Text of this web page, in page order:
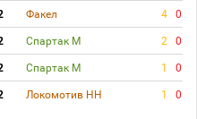
Факел 4 0
Спартак М 2 0
Спартак М 1 0
Локомотив НН 1 0